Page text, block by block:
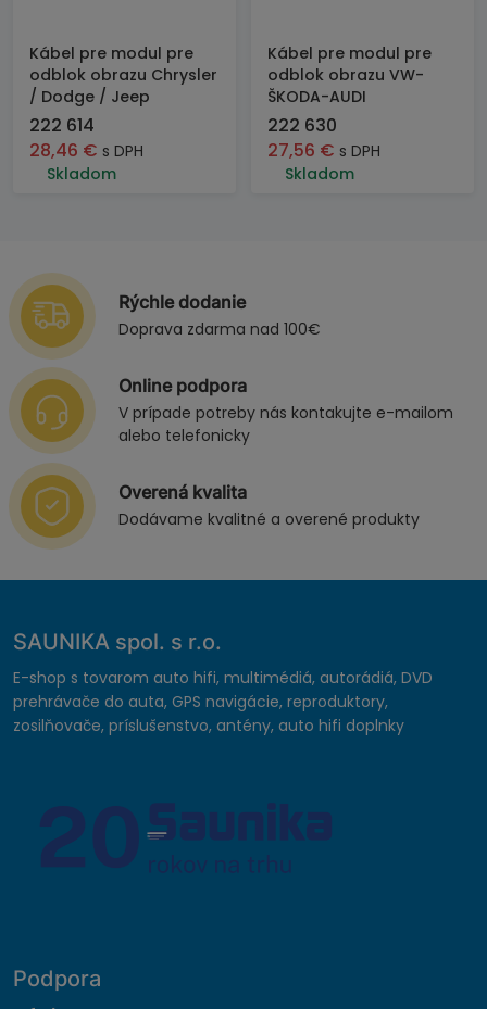
Kábel pre modul pre
odblok obrazu Chrysler
/ Dodge / Jeep
222 614
28,46 € s DPH
Skladom
Kábel pre modul pre
odblok obrazu VW-
ŠKODA-AUDI
222 630
27,56 € s DPH
Skladom
Rýchle dodanie
Doprava zdarma nad 100€
Online podpora
V prípade potreby nás kontakujte e-mailom
alebo telefonicky
Overená kvalita
Dodávame kvalitné a overené produkty
SAUNIKA spol. s r.o.
E-shop s tovarom auto hifi, multimédiá, autorádiá, DVD
prehrávače do auta, GPS navigácie, reproduktory,
zosilňovače, príslušenstvo, antény, auto hifi doplnky
Podpora